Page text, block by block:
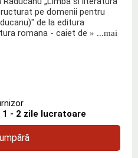
pe domenii pentru
de la editura
romana - caiet de » ...mai
- 2 zile lucratoare